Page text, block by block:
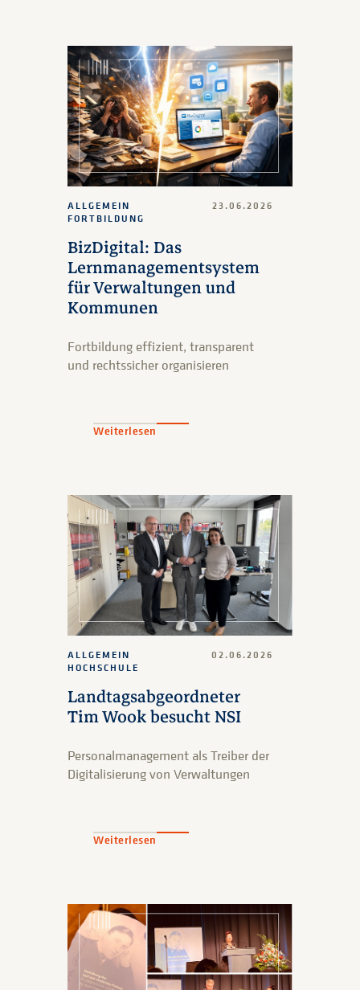
BizDigital: Das
Lernmanagementsystem
für Verwaltungen und
Kommunen
ALLGEMEIN
FORTBILDUNG
23.06.2026
Fortbildung effizient, transparent
und rechtssicher organisieren
Weiterlesen
Landtagsabgeordneter
Tim Wook besucht NSI
ALLGEMEIN
HOCHSCHULE
02.06.2026
Personalmanagement als Treiber der
Digitalisierung von Verwaltungen
Weiterlesen